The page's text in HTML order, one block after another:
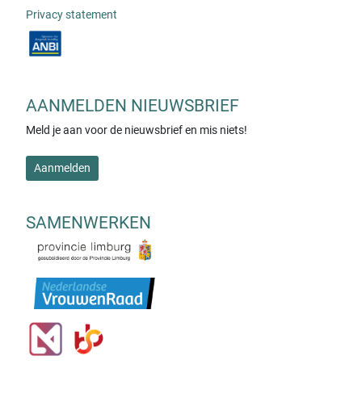
Privacy statement
AANMELDEN NIEUWSBRIEF
Meld je aan voor de nieuwsbrief en mis niets!
Aanmelden
SAMENWERKEN